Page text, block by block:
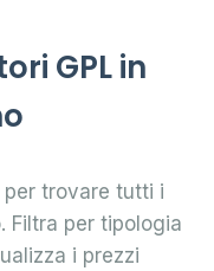
GPL in
trovare tutti i
Filtra per tipologia
i prezzi